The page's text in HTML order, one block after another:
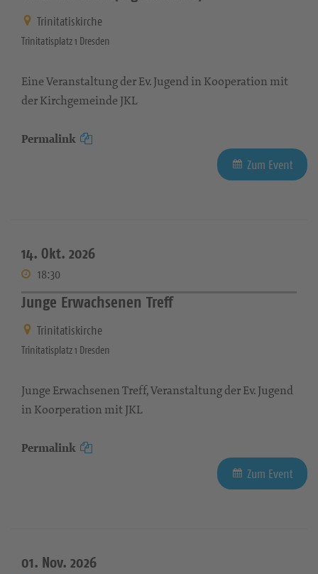
Trinitatiskirche
Trinitatisplatz 1 Dresden
Eine Veranstaltung der Ev. Jugend in Kooperation mit
der Kirchgemeinde JKL
Permalink
Zum Event
14. Okt. 2026
18:30
Junge Erwachsenen Treff
Trinitatiskirche
Trinitatisplatz 1 Dresden
Junge Erwachsenen Treff, Veranstaltung der Ev. Jugend
in Koorperation mit JKL
Permalink
Zum Event
01. Nov. 2026